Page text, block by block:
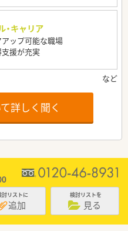
・キャリア
ップ可能な職場
援が充実
詳しく聞く
討リストに
追加
検討リストを
見る